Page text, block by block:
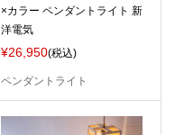
×カラー ペンダントライト 新
洋電気
¥26,950(税込)
ペンダントライト